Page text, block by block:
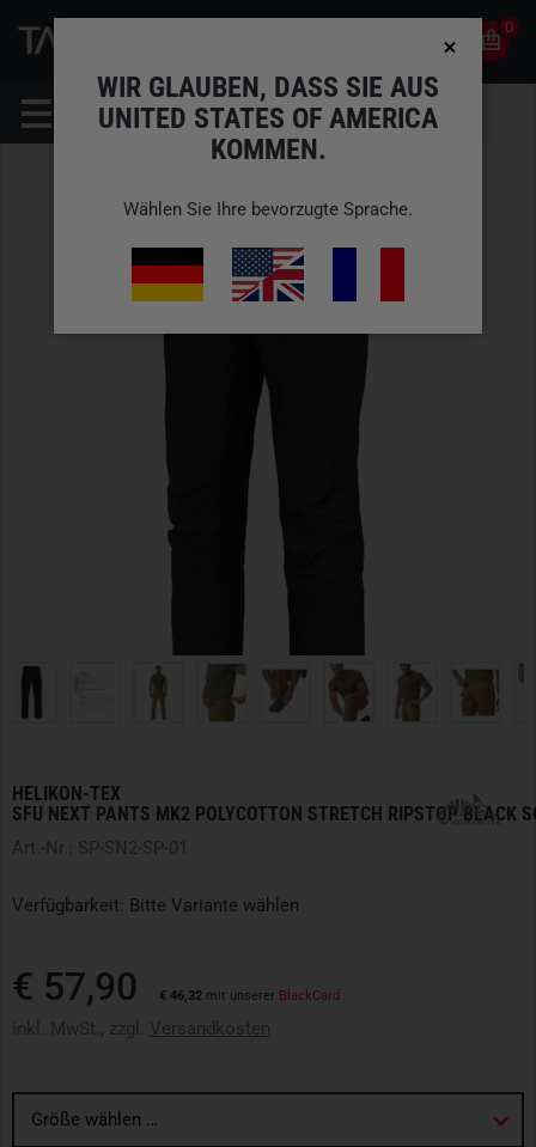
0
HELIKON-TEX
SFU NEXT PANTS MK2 POLYCOTTON STRETCH RIPSTOP BLACK
Art.-Nr.: SP-SN2-SP-01
Verfügbarkeit: Bitte Variante wählen
€ 57,90 € 46,32 mit unserer BlackCard
inkl. MwSt., zzgl. Versandkosten
Größe wählen …
WIR GLAUBEN, DASS SIE AUS
UNITED STATES OF AMERICA
KOMMEN.
Wählen Sie Ihre bevorzugte Sprache.